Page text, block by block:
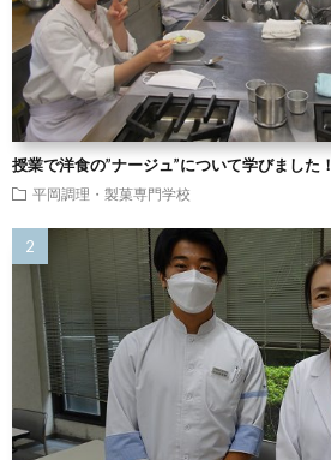
授業で洋食の”ナージュ”について学びました！
平岡調理・製菓専門学校